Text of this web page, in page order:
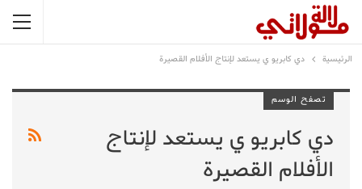
الرئيسية دي كابريو ي يستعد لإنتاج الأفلام القصيرة
تصفح الوسم
دي كابريو ي يستعد لإنتاج
الأفلام القصيرة